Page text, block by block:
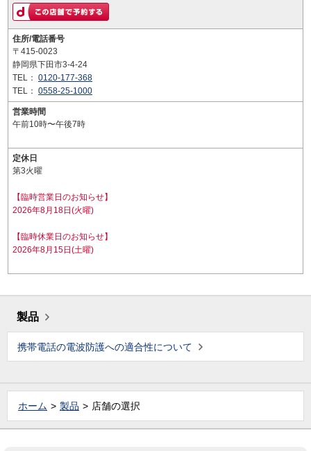
住所/電話番号
〒415-0023
静岡県下田市3-4-24
TEL： 0120-177-368
TEL： 0558-25-1000
営業時間
午前10時〜午後7時
定休日
第3火曜
【臨時営業日のお知らせ】
2026年8月18日(火曜)
【臨時休業日のお知らせ】
2026年8月15日(土曜)
製品
携帯電話の電波防護への適合性について
ホーム 製品 店舗の選択